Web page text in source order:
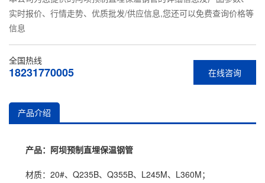
实时报价、行情走势、优质批发/供应信息,您还可以免费查询价格等
信息
在线咨询
全国热线
18231770005
产品介绍
产品：阿坝预制直埋保温钢管
材质：20#、Q235B、Q355B、L245M、L360M；